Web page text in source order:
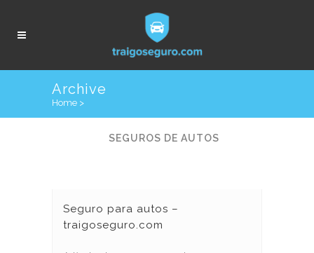
Archive
Home >
SEGUROS DE AUTOS
Seguro para autos –
traigoseguro.com